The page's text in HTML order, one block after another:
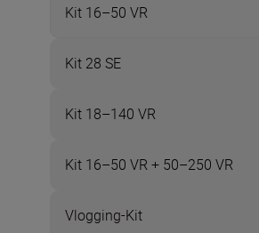
Kit 16–50 VR
Kit 28 SE
Kit 18–140 VR
Kit 16–50 VR + 50–250 VR
Vlogging-Kit